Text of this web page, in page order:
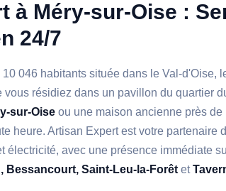
à Méry-sur-Oise :
24/7
046 habitants située dans le Val-d'Oise,
résidiez dans un pavillon du quartier
sur-Oise ou une maison ancienne près de
heure. Artisan Expert est votre partenaire
électricité, avec une présence immédiate
Bessancourt, Saint-Leu-la-Forêt et